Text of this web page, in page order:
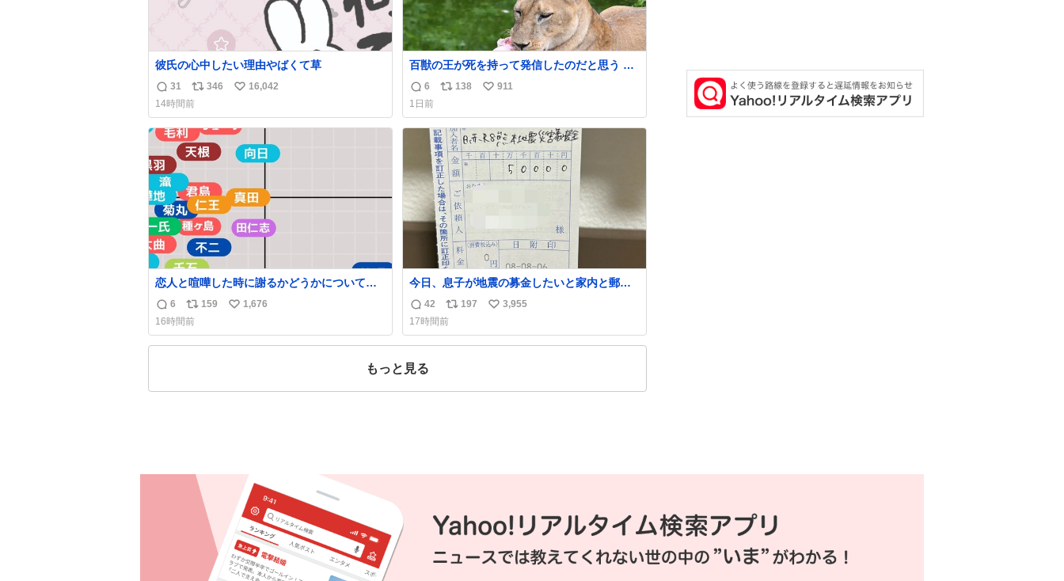
彼氏の心中したい理由やばくて草
返
信
数
31
リ
ポ
ス
ト
数
346
い
ね
数
16,042
14時間前
百獣の王が死を持って発信したのだと思う 高
温多湿が尋常でない日本の夏 どうか早急に飼
育の環境を見直して 動物の命を護ってくださ
い…と 治療中のライオンが助かりますように
すべての動物の命が護られますように
2026.7.3📷多摩動物公園にて 残念ながら個体
の識別は出来ません
返
信
数
6
リ
ス
ト
数
138
い
ね
数
911
1日前
恋人と喧嘩した時に謝るかどうかについて考
えてみました💭 ▶︎自分から謝る or 悪くない
なら謝らない ▶︎ねちねちする or さっぱりし
ている 個人的見解です！色々と許してくださ
い！
返
信
数
6
リ
ポ
ス
159
い
ね
1,676
16時間前
今日、息子が地震の募金したいと家内と郵便
局に行ったみたいです。おもちゃとか買う選
択肢もあったと思うけど、自分で貯めてた2万
円を役に立てて欲しい、みんなも元気になっ
て欲しいと。家内も一緒に募金したので、自
返
信
数
42
リ
ポ
ス
197
い
ね
3,955
17時間前
もっと見る